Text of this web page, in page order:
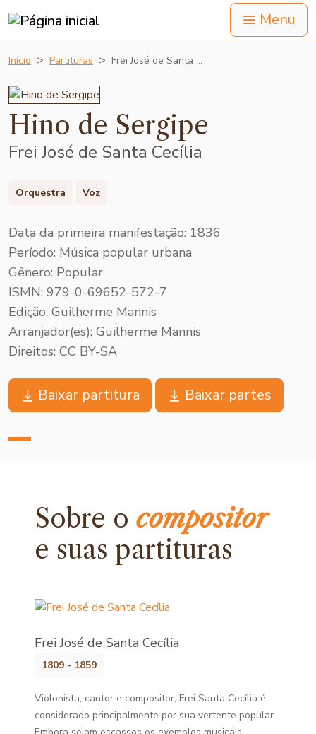
Menu
Início Partituras Frei José de Santa …
Hino de Sergipe
Frei José de Santa Cecília
Orquestra Voz
Data da primeira manifestação: 1836
Período: Música popular urbana
Gênero: Popular
ISMN: 979-0-69652-572-7
Edição: Guilherme Mannis
Arranjador(es): Guilherme Mannis
Direitos: CC BY-SA
Baixar partitura Baixar partes
Sobre ocompositor
e suas partituras
Frei José de Santa Cecília
1809 - 1859
Violonista, cantor e compositor, Frei Santa Cecília é
considerado principalmente por sua vertente popular.